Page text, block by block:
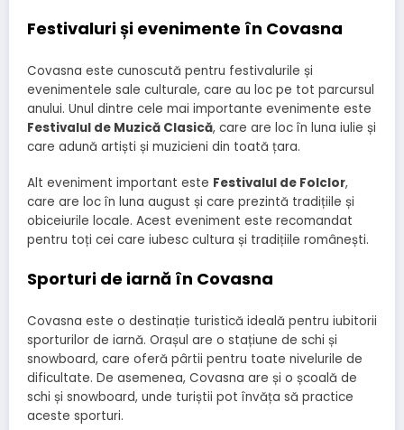
Festivaluri și evenimente în Covasna
Covasna este cunoscută pentru festivalurile și
evenimentele sale culturale, care au loc pe tot parcursul
anului. Unul dintre cele mai importante evenimente este
Festivalul de Muzică Clasică, care are loc în luna iulie și
care adună artiști și muzicieni din toată țara.
Alt eveniment important este Festivalul de Folclor,
care are loc în luna august și care prezintă tradițiile și
obiceiurile locale. Acest eveniment este recomandat
pentru toți cei care iubesc cultura și tradițiile românești.
Sporturi de iarnă în Covasna
Covasna este o destinație turistică ideală pentru iubitorii
sporturilor de iarnă. Orașul are o stațiune de schi și
snowboard, care oferă pârtii pentru toate nivelurile de
dificultate. De asemenea, Covasna are și o școală de
schi și snowboard, unde turiștii pot învăța să practice
aceste sporturi.